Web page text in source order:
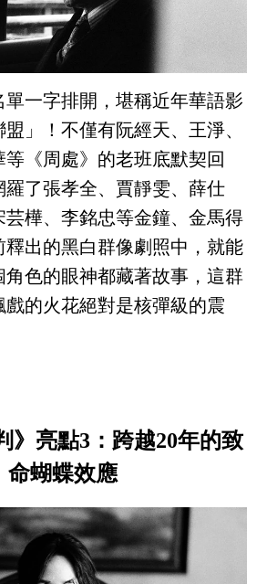
單一字排開，堪稱近年華語影
」！不僅有阮經天、王淨、
等《周處》的老班底默契回
羅了張孝全、賈靜雯、薛仕
芸樺、李銘忠等金鐘、金馬得
釋出的黑白群像劇照中，就能
角色的眼神都藏著故事，這群
戲的火花絕對是核彈級的震
》亮點3：跨越20年的致
命蝴蝶效應